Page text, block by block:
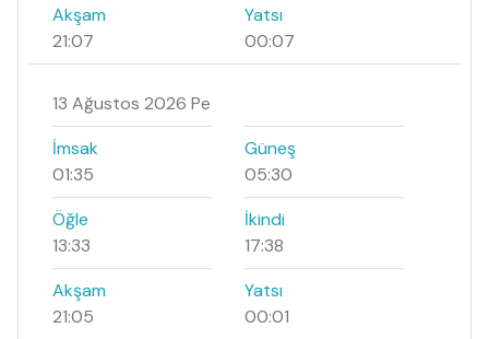
Akşam
21:07
Yatsı
00:07
13 Ağustos 2026 Pe
İmsak
01:35
Güneş
05:30
Öğle
13:33
İkindi
17:38
Akşam
21:05
Yatsı
00:01